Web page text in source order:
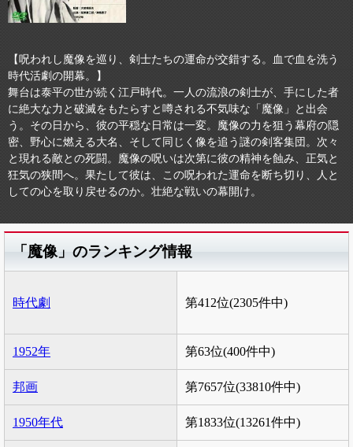
【呪われし魔像を巡り、剣士たちの運命が交錯する。血で血を洗う
時代活劇の開幕。】
舞台は泰平の世が続く江戸時代。一人の流浪の剣士が、手にした者
に絶大な力と破滅をもたらすと噂される不気味な「魔像」と出会
う。その日から、彼の平穏な日常は一変。魔像の力を狙う幕府の隠
密、野心に燃える大名、そして同じく像を追う謎の剣客集団。次々
と現れる敵との死闘。魔像の呪いは次第に彼の精神を蝕み、正気と
狂気の狭間へ。果たして彼は、この呪われた運命を断ち切り、人と
しての心を取り戻せるのか。壮絶な戦いの幕開け。
「魔像」のランキング情報
時代劇 第412位(2305件中)
1952年 第63位(400件中)
邦画 第7657位(33810件中)
1950年代 第1833位(13261件中)